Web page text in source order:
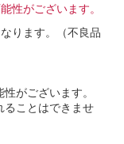
性がございます。
ります。（不良品
がございます。
ることはできませ